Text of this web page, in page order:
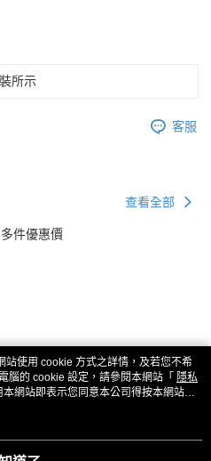
所示
客服
查看全部
件優惠價
使用 cookie 方式之詳情，及若您不希
腦的 cookie 設定，請參閱本網站「 隱私
網站即表示您同意本公司得按本網站使